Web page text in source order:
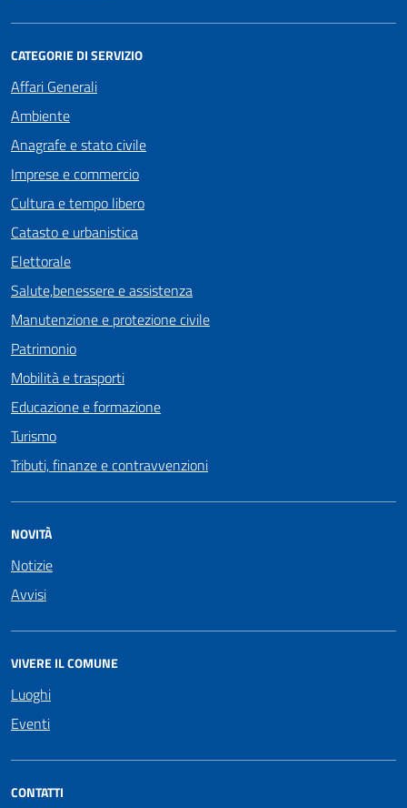
CATEGORIE DI SERVIZIO
Affari Generali
Ambiente
Anagrafe e stato civile
Imprese e commercio
Cultura e tempo libero
Catasto e urbanistica
Elettorale
Salute,benessere e assistenza
Manutenzione e protezione civile
Patrimonio
Mobilità e trasporti
Educazione e formazione
Turismo
Tributi, finanze e contravvenzioni
NOVITÀ
Notizie
Avvisi
VIVERE IL COMUNE
Luoghi
Eventi
CONTATTI